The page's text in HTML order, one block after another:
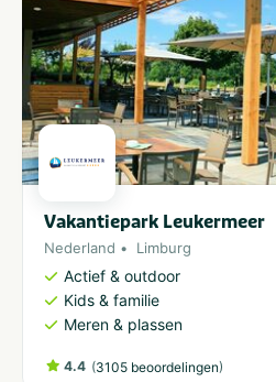
Vakantiepark Leukermeer
Nederland Limburg
Actief & outdoor
Kids & familie
Meren & plassen
4.4 (3105 beoordelingen)